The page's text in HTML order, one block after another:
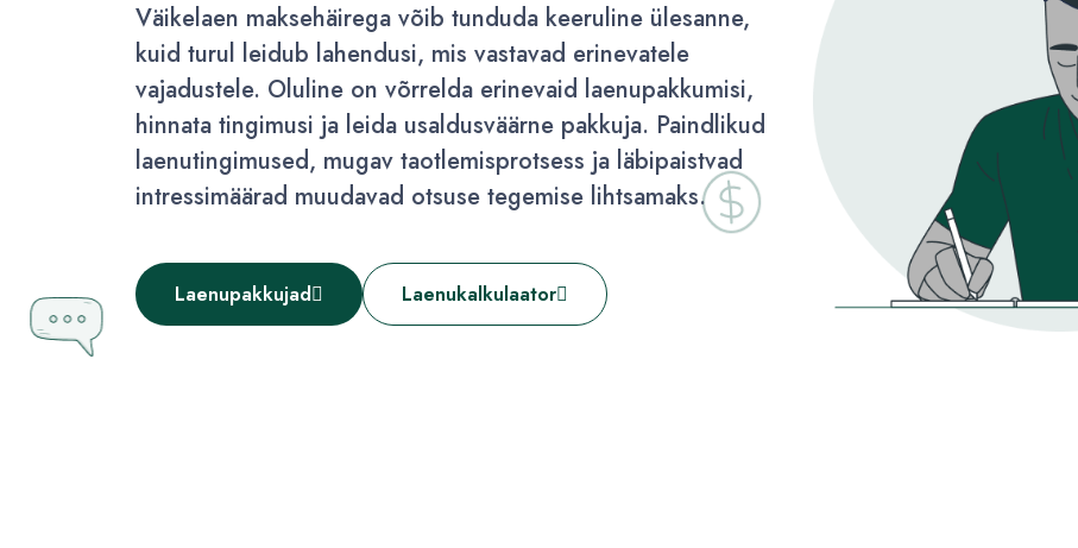
Väikelaen maksehäirega võib tunduda keeruline ülesanne,
kuid turul leidub lahendusi, mis vastavad erinevatele
vajadustele. Oluline on võrrelda erinevaid laenupakkumisi,
hinnata tingimusi ja leida usaldusväärne pakkuja. Paindlikud
laenutingimused, mugav taotlemisprotsess ja läbipaistvad
intressimäärad muudavad otsuse tegemise lihtsamaks.
Laenupakkujad Laenukalkulaator